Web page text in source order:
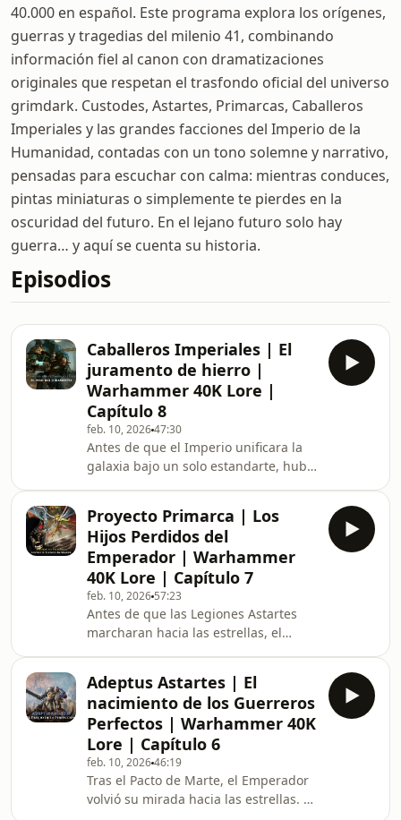
40.000 en español. Este programa explora los orígenes,
guerras y tragedias del milenio 41, combinando
información fiel al canon con dramatizaciones
originales que respetan el trasfondo oficial del universo
grimdark. Custodes, Astartes, Primarcas, Caballeros
Imperiales y las grandes facciones del Imperio de la
Humanidad, contadas con un tono solemne y narrativo,
pensadas para escuchar con calma: mientras conduces,
pintas miniaturas o simplemente te pierdes en la
oscuridad del futuro. En el lejano futuro solo hay
guerra… y aquí se cuenta su historia.
Episodios
Caballeros Imperiales | El
juramento de hierro |
Warhammer 40K Lore |
Capítulo 8
feb. 10, 202647:30
Antes de que el Imperio unificara la
galaxia bajo un solo estandarte, hubo
nobles y antiguas tradiciones de
honor. En esos planetas feudales
nacieron los Caballeros Imperiales:
reliquias de una era perdida,
máquinas de guerra heredadas como
linajes, y juramentos transmitidos de
generación en generación. En este
capítulo exploramos e
Proyecto Primarca | Los
Hijos Perdidos del
Emperador | Warhammer
40K Lore | Capítulo 7
feb. 10, 2026 57:23
Antes de que las Legiones Astartes
marcharan hacia las estrellas, el
divino. Los Primarcas: veinte seres
forjados con la mezcla imposible de
ciencia prohibida y voluntad divina.
Cada uno destinado a ser un líder, un
reflejo imperfecto del propio
Emperador. En este capítulo
exploramos la creación de los
Adeptus Astartes | El
nacimiento de los Guerreros
Perfectos | Warhammer 40K
Lore | Capítulo 6
feb. 10, 202646:19
Tras el Pacto de Marte, el Emperador
volvió su mirada hacia las estrellas. La